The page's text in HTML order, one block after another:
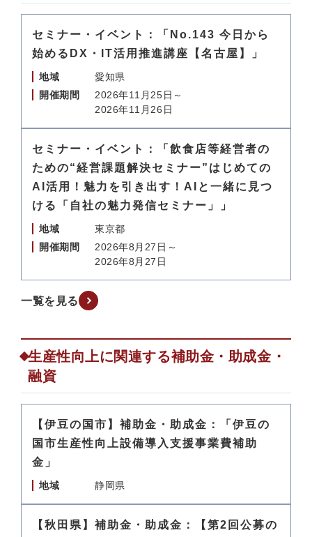
セミナー・イベント：「No.143 今日から
始めるDX・IT活用推進講座【名古屋】」
地域
愛知県
開催期間
2026年11月25日～
2026年11月26日
セミナー・イベント：「飲食店等経営者の
ための“経営課題解決セミナー”はじめての
AI活用！魅力を引き出す！AIと一緒に見つ
ける「自社の魅力発信セミナー」」
地域
東京都
開催期間
2026年8月27日～
2026年8月27日
一覧を見る
生産性向上に関連する補助金・助成金・
融資
【伊豆の国市】補助金・助成金：「伊豆の
国市生産性向上設備導入支援事業費補助
金」
地域 静岡県
【秋田県】補助金・助成金：【第2回公募の